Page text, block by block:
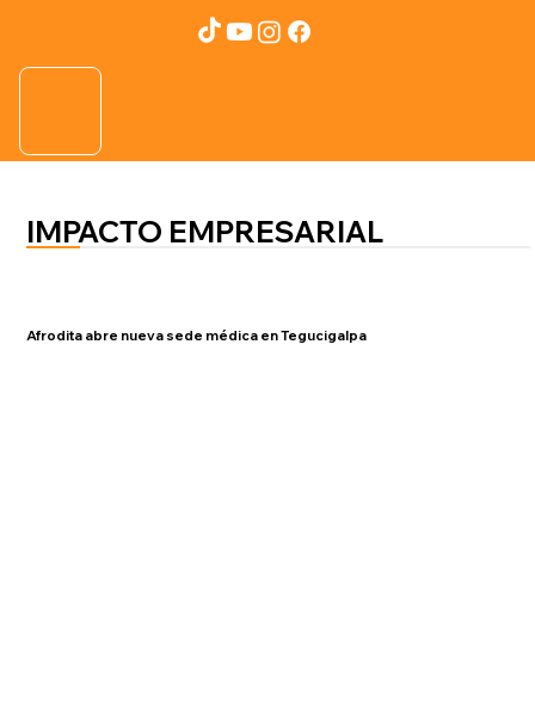
IMPACTO EMPRESARIAL
Afrodita abre nueva sede médica en Tegucigalpa